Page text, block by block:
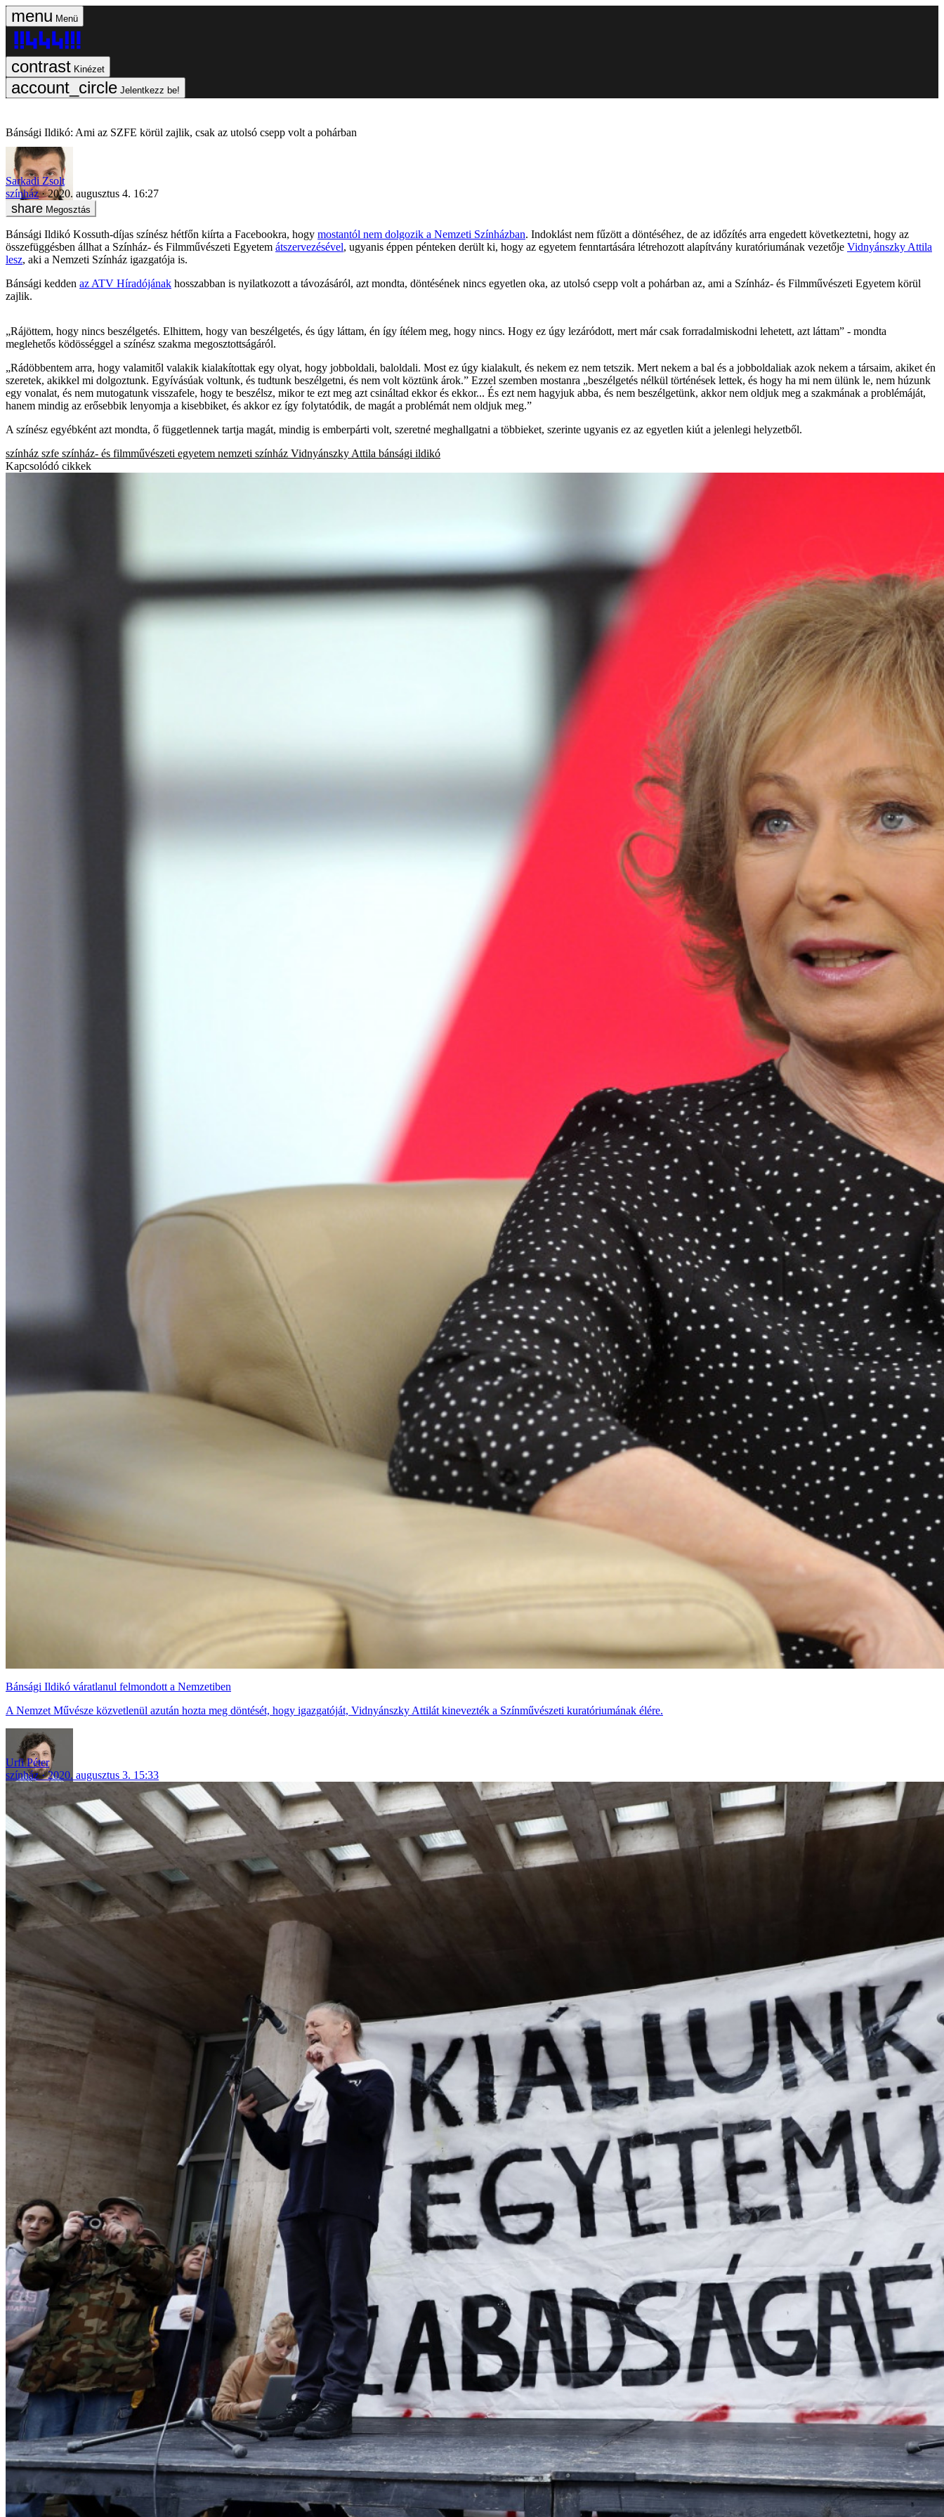
Menü
Kinézet
Jelentkezz be!
Bánsági Ildikó: Ami az SZFE körül zajlik, csak az utolsó csepp volt a pohárban
Sarkadi Zsolt
színház
2020. augusztus 4. 16:27
Megosztás
Bánsági Ildikó Kossuth-díjas színész hétfőn kiírta a Facebookra, hogy mostantól nem dolgozik a Nemzeti Színházban. Indoklást nem fűzött a döntéséhez, de az időzítés arra engedett következtetni, hogy az
összefüggésben állhat a Színház- és Filmművészeti Egyetem átszervezésével, ugyanis éppen pénteken derült ki, hogy az egyetem fenntartására létrehozott alapítvány kuratóriumának vezetője Vidnyánszky Attila
lesz, aki a Nemzeti Színház igazgatója is.
Bánsági kedden az ATV Híradójának hosszabban is nyilatkozott a távozásáról, azt mondta, döntésének nincs egyetlen oka, az utolsó csepp volt a pohárban az, ami a Színház- és Filmművészeti Egyetem körül
zajlik.
„Rájöttem, hogy nincs beszélgetés. Elhittem, hogy van beszélgetés, és úgy láttam, én így ítélem meg, hogy nincs. Hogy ez úgy lezáródott, mert már csak forradalmiskodni lehetett, azt láttam” - mondta
meglehetős ködösséggel a színész szakma megosztottságáról.
„Rádöbbentem arra, hogy valamitől valakik kialakítottak egy olyat, hogy jobboldali, baloldali. Most ez úgy kialakult, és nekem ez nem tetszik. Mert nekem a bal és a jobboldaliak azok nekem a társaim, akiket én
szeretek, akikkel mi dolgoztunk. Egyívásúak voltunk, és tudtunk beszélgetni, és nem volt köztünk árok.” Ezzel szemben mostanra „beszélgetés nélkül történések lettek, és hogy ha mi nem ülünk le, nem húzunk
egy vonalat, és nem mutogatunk visszafele, hogy te beszélsz, mikor te ezt meg azt csináltad ekkor és ekkor... És ezt nem hagyjuk abba, és nem beszélgetünk, akkor nem oldjuk meg a szakmának a problémáját,
hanem mindig az erősebbik lenyomja a kisebbiket, és akkor ez így folytatódik, de magát a problémát nem oldjuk meg.”
A színész egyébként azt mondta, ő függetlennek tartja magát, mindig is emberpárti volt, szeretné meghallgatni a többieket, szerinte ugyanis ez az egyetlen kiút a jelenlegi helyzetből.
színház szfe színház- és filmművészeti egyetem nemzeti színház Vidnyánszky Attila bánsági ildikó
Kapcsolódó cikkek
Bánsági Ildikó váratlanul felmondott a Nemzetiben
A Nemzet Művésze közvetlenül azután hozta meg döntését, hogy igazgatóját, Vidnyánszky Attilát kinevezték a Színművészeti kuratóriumának élére.
Urfi Péter
színház
2020. augusztus 3. 15:33